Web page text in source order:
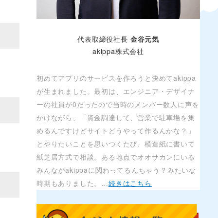
代表取締役社長 金谷元気
akippa株式会社
初めてアプリのサービスを作ろうと決めてakippa
が生まれました。最初は、エンジニア・デザイナ
ーの社員が0だったので当時のメンバー数人に声を
かけながら、「資金調達して、営業で駐車場を集
めるんですけどサイトどうやって作るんかな？」
とやりたいことを思いつくたび、模造紙に書いて
紙芝居方式で相談。ある地点でオオサカンにいる
みんながakippaに関わってるんちゃう？みたいな
時期もありました。…続きはこちら